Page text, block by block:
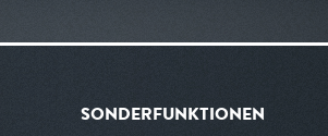
SONDERFUNKTIONEN